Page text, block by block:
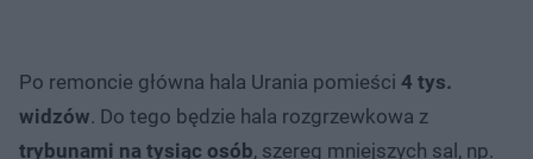
Po remoncie główna hala Urania pomieści 4 tys.
widzów. Do tego będzie hala rozgrzewkowa z
trybunami na tysiąc osób, szereg mniejszych sal, np.